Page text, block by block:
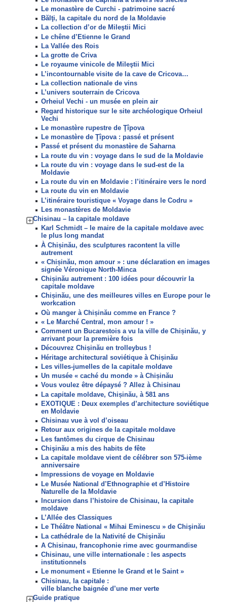
Le monastère de Curchi - patrimoine sacré
Bălţi, la capitale du nord de la Moldavie
La collection d’or de Mileştii Mici
Le chêne d’Etienne le Grand
La Vallée des Rois
La grotte de Criva
Le royaume vinicole de Mileştii Mici
L’incontournable visite de la cave de Cricova…
La collection nationale de vins
L’univers souterrain de Cricova
Orheiul Vechi - un musée en plein air
Regard historique sur le site archéologique Orheiul
Vechi
Le monastère rupestre de Ţîpova
Le monastère de Ţîpova : passé et présent
Passé et présent du monastère de Saharna
La route du vin : voyage dans le sud de la Moldavie
La route du vin : voyage dans le sud-est de la
Moldavie
La route du vin en Moldavie : l’itinéraire vers le nord
La route du vin en Moldavie
L’itinéraire touristique « Voyage dans le Codru »
Les monastères de Moldavie
Chisinau – la capitale moldave
Karl Schmidt – le maire de la capitale moldave avec
le plus long mandat
À Chișinău, des sculptures racontent la ville
autrement
« Chișinău, mon amour » : une déclaration en images
signée Véronique North-Minca
Chișinău autrement : 100 idées pour découvrir la
capitale moldave
Chișinău, une des meilleures villes en Europe pour le
workcation
Où manger à Chișinău comme en France ?
« Le Marché Central, mon amour ! »
Comment un Bucarestois a vu la ville de Chișinău, y
arrivant pour la première fois
Découvrez Chișinău en trolleybus !
Héritage architectural soviétique à Chișinău
Les villes-jumelles de la capitale moldave
Un musée « caché du monde » à Chișinău
Vous voulez être dépaysé ? Allez à Chisinau
La capitale moldave, Chișinău, à 581 ans
EXOTIQUE : Deux exemples d’architecture soviétique
en Moldavie
Chisinau vue à vol d’oiseau
Retour aux origines de la capitale moldave
Les fantômes du cirque de Chisinau
Chişinău a mis des habits de fête
La capitale moldave vient de célébrer son 575-ième
anniversaire
Impressions de voyage en Moldavie
Le Musée National d’Ethnographie et d’Histoire
Naturelle de la Moldavie
Incursion dans l’histoire de Chisinau, la capitale
moldave
L’Allée des Classiques
Le Théâtre National « Mihai Eminescu » de Chişinău
La cathédrale de la Nativité de Chişinău
A Chisinau, francophonie rime avec gourmandise
Chisinau, une ville internationale : les aspects
institutionnels
Le monument « Etienne le Grand et le Saint »
Chisinau, la capitale :
ville blanche baignée d’une mer verte
Guide pratique